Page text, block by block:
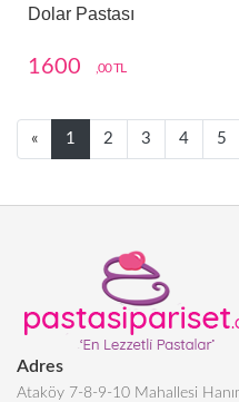
Dolar Pastası
1600 ,00 TL
«Next1 2 3 4 5
Adres
Ataköy 7-8-9-10 Mahallesi